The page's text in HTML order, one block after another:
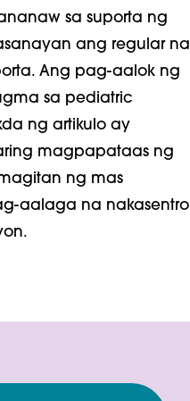
sa suporta ng
ang regular na
Ang pag-aalok ng
sa pediatric
ng artikulo ay
magpapataas ng
ng mas
aalaga na nakasentro